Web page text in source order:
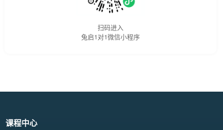
扫码进入
兔启1对1微信小程序
课程中心